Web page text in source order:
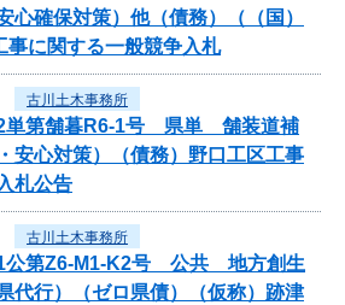
心確保対策）他（債務）（（国）
事に関する一般競争入札
古川土木事務所
2単第舗暮R6-1号 県単 舗装道補
安心対策）（債務）野口工区工事
札公告
古川土木事務所
1公第Z6-M1-K2号 公共 地方創生
代行）（ゼロ県債）（仮称）跡津